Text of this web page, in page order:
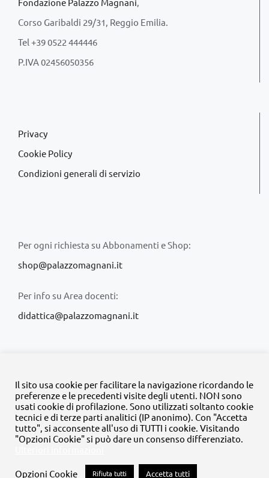
Corso Garibaldi 29/31, Reggio Emilia.
Tel +39 0522 444446
P.IVA 02456050356
Privacy
Cookie Policy
Condizioni generali di servizio
Per ogni richiesta su Abbonamenti e Shop:
shop@palazzomagnani.it
Per info su Area docenti:
didattica@palazzomagnani.it
© Copyright 2020 -2026 | Tutti i diritti riservati | MyFpm è un
progetto dellaFondazione Palazzo Magnani
FacebookInstagram
TwitterLinkedInYouTube
Il sito usa cookie per facilitare la navigazione ricordando le
preferenze e le precedenti visite degli utenti. NON sono
usati cookie di profilazione. Sono utilizzati soltanto cookie
tecnici e di terze parti analitici (IP anonimo). Con "Accetta
tutto", si acconsente all'uso di TUTTI i cookie. Visitando
"Opzioni Cookie" si può dare un consenso differenziato.
Opzioni Cookie Rifiuta tutti Accetta tutti